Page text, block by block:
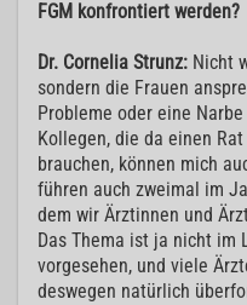
FGM konfrontiert werden?
Dr. Cornelia Strunz: Nicht
sondern die Frauen
Probleme oder eine
Kollegen, die da einen
brauchen, können mich
führen auch zweimal im
dem wir Ärztinnen und
Das Thema ist ja nicht im
vorgesehen, und viele
deswegen natürlich